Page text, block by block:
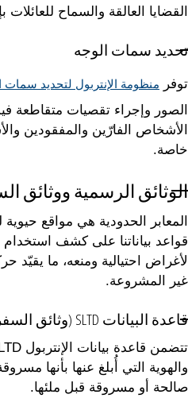
القضايا العالقة والسماح للعائلات
تحديد سمات الوجه
توفر منظومة الإنتربول لتحديد سمات
الصور وإجراء تقصيات متقاطعة
الأشخاص الفارّين والمفقودين
خاصة.
الوثائق الرسمية ووثائق
المعابر الحدودية هي مواقع
قواعد بياناتنا على كشف استخدام
لأغراض احتيالية ومنعه، ما يقيّد
غير المشروعة.
قاعدة البيانات SLTD (وثائق السفر والهوية)
والهوية التي أُبلغ عنها بأنها
صالحة أو مسروقة قبل ملئها.